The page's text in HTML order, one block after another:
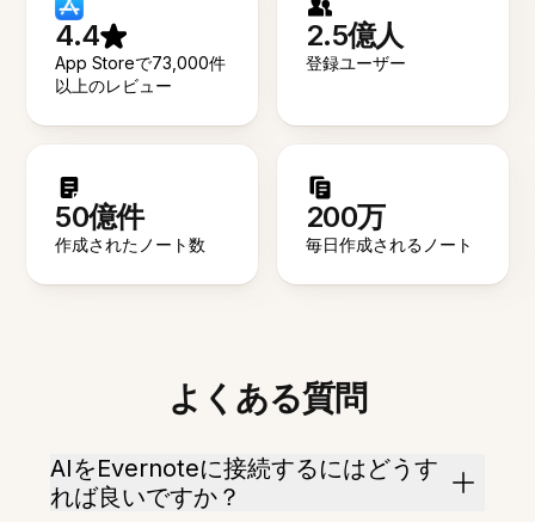
4.4
App Storeで73,000件
以上のレビュー
2.5億人
登録ユーザー
50億件
作成されたノート数
200万
毎日作成されるノート
よくある質問
AIをEvernoteに接続するにはどうす
れば良いですか？